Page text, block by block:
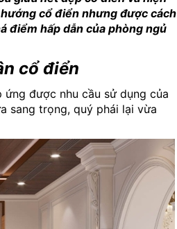
cổ điển nhưng được cách
điểm hấp dẫn của phòng ngủ
cổ điển
được nhu cầu sử dụng của
sang trọng, quý phái lại vừa